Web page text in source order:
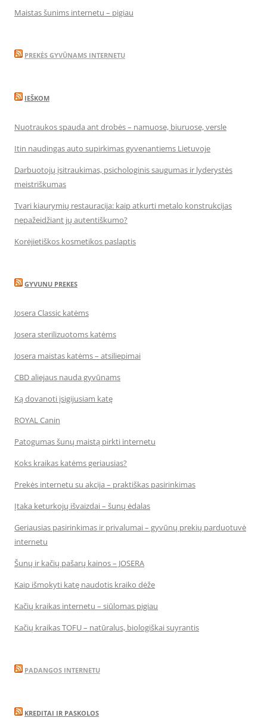
Maistas šunims internetu – pigiau
PREKĖS GYVŪNAMS INTERNETU
IEŠKOM
Nuotraukos spauda ant drobės – namuose, biuruose, versle
Itin naudingas auto supirkimas gyvenantiems Lietuvoje
Darbuotojų įsitraukimas, psichologinis saugumas ir lyderystės
meistriškumas
Tvari kiaurymių restauracija: kaip atkurti metalo konstrukcijas
nepažeidžiant jų autentiškumo?
Korėjietiškos kosmetikos paslaptis
GYVUNU PREKES
Josera Classic katėms
Josera sterilizuotoms katėms
Josera maistas katėms – atsiliepimai
CBD aliejaus nauda gyvūnams
Ką dovanoti įsigijusiam katę
ROYAL Canin
Patogumas šunų maistą pirkti internetu
Koks kraikas katėms geriausias?
Prekės internetu su akcija – praktiškas pasirinkimas
Įtaka keturkojų išvaizdai – šunų ėdalas
Geriausias pasirinkimas ir privalumai – gyvūnų prekių parduotuvė
internetu
Šunų ir kačių pašarų kainos – JOSERA
Kaip išmokyti katę naudotis kraiko dėže
Kačių kraikas internetu – siūlomas pigiau
Kačių kraikas TOFU – natūralus, biologiškai suyrantis
PADANGOS INTERNETU
KREDITAI IR PASKOLOS